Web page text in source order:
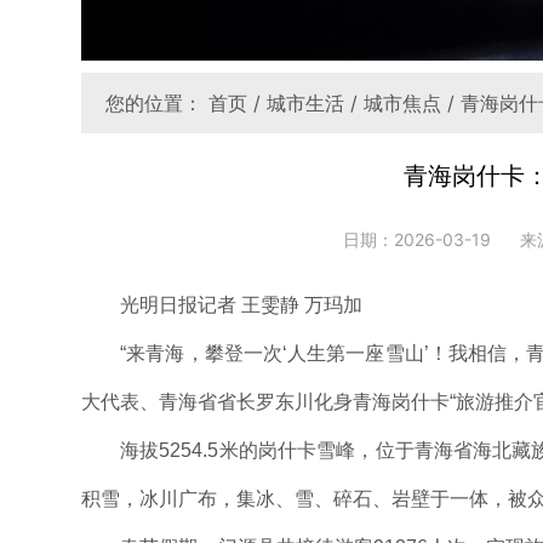
您的位置：首页 /城市生活 /城市焦点 / 青海岗
青海岗什卡
日期：2026-03-19 来
光明日报记者 王雯静 万玛加
“来青海，攀登一次‘人生第一座雪山’！我相信
大代表、青海省省长罗东川化身青海岗什卡“旅游推介
海拔5254.5米的岗什卡雪峰，位于青海省海北
积雪，冰川广布，集冰、雪、碎石、岩壁于一体，被